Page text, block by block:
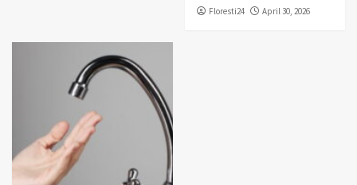
Floresti24 April 30, 2026